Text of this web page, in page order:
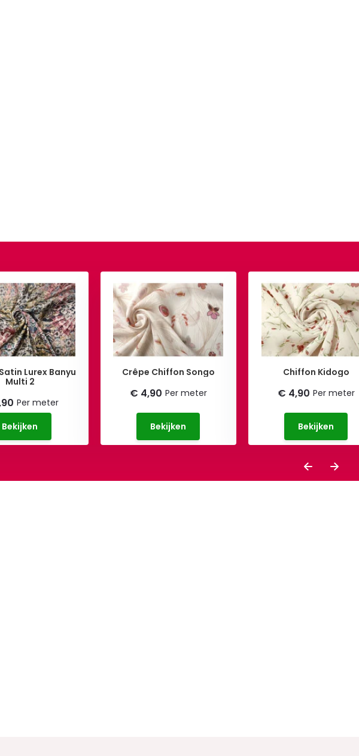
Lurex Banyu
Multi 2
Per meter
Bekijken
Crêpe Chiffon Songo
€ 4,90 Per meter
Bekijken
Chiffon Kidogo
€ 4,90 Per meter
Bekijken